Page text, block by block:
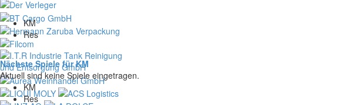
KM
Res
Nächste Spiele für KM
Aktuell sind keine Spiele eingetragen.
KM
Res